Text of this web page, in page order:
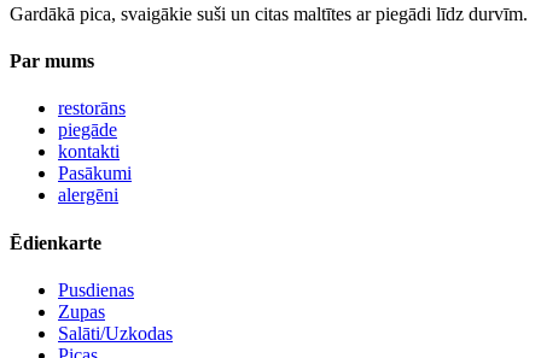
Gardākā pica, svaigākie suši un citas maltītes ar piegādi līdz durvīm.
Par mums
restorāns
piegāde
kontakti
Pasākumi
alergēni
Ēdienkarte
Pusdienas
Zupas
Salāti/Uzkodas